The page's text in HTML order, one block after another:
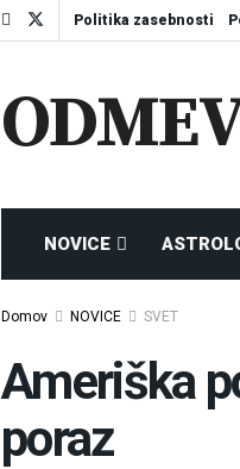
Politika zasebnosti
NOVICE
Domov NOVICE SVET
Ameriška
poraz